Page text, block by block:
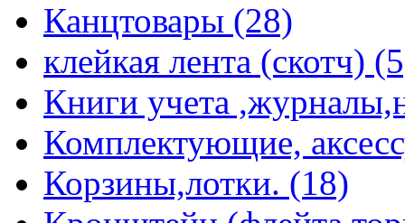
Канцтовары (28)
клейкая лента (скотч)
Книги учета
Комплектующие,
Корзины,лотки. (18)